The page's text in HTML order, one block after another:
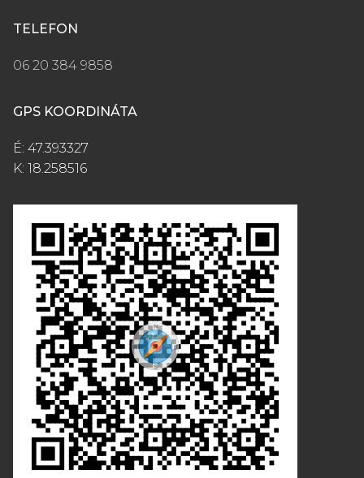
TELEFON
06 20 384 9858
GPS KOORDINÁTA
É: 47.393327
K: 18.258516